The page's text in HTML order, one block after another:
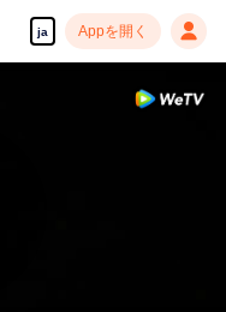
ja Appを開く